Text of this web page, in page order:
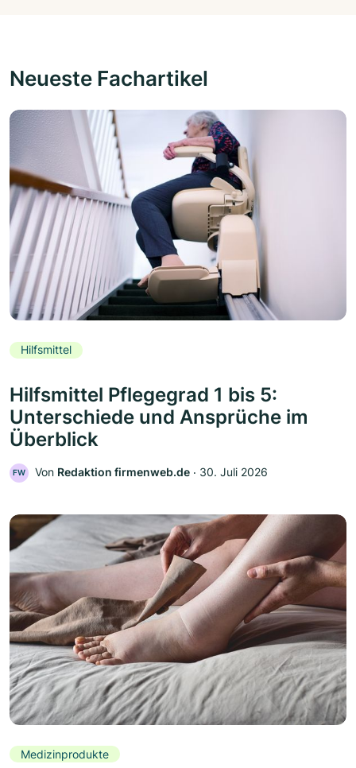
Neueste Fachartikel
Hilfsmittel
Hilfsmittel Pflegegrad 1 bis 5:
Unterschiede und Ansprüche im
Überblick
FW Von Redaktion firmenweb.de ‧ 30. Juli 2026
Medizinprodukte